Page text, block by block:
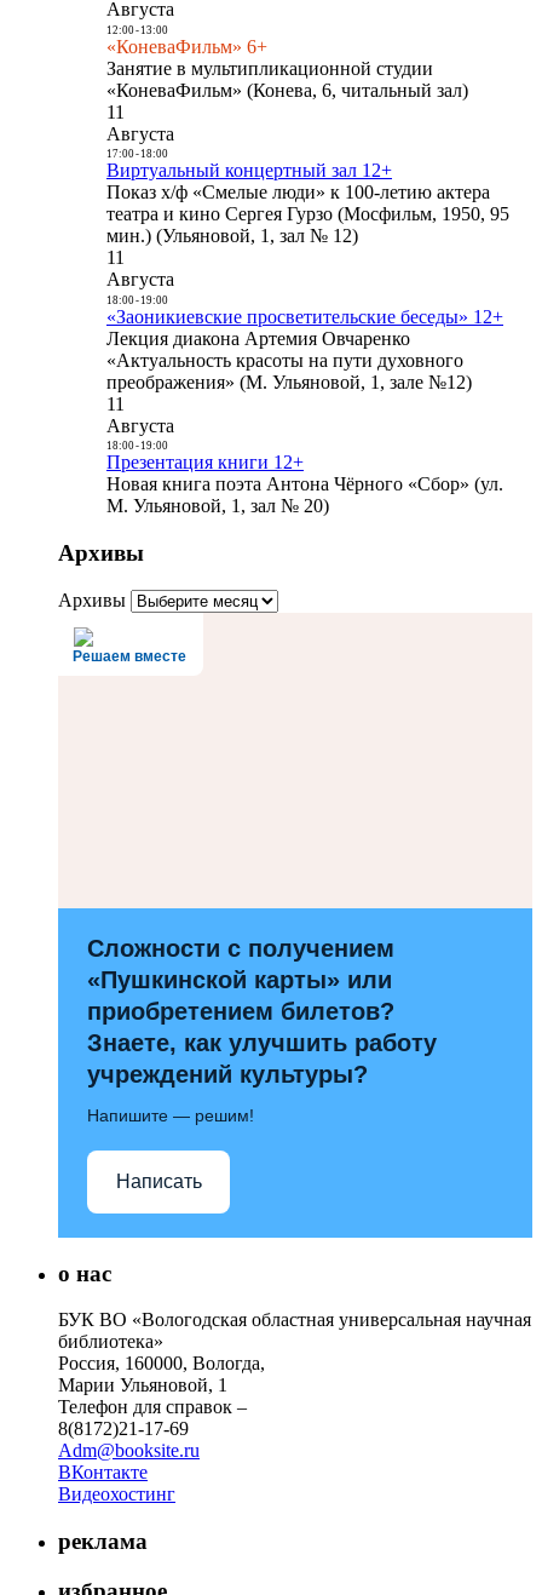
Августа
12:00- 13:00
«КоневаФильм» 6+
Занятие в мультипликационной студии
«КоневаФильм» (Конева, 6, читальный зал)
11
Августа
17:00- 18:00
Виртуальный концертный зал 12+
Показ х/ф «Смелые люди» к 100-летию актера
театра и кино Сергея Гурзо (Мосфильм, 1950, 95
мин.) (Ульяновой, 1, зал № 12)
11
Августа
18:00- 19:00
«Заоникиевские просветительские беседы» 12+
Лекция диакона Артемия Овчаренко
«Актуальность красоты на пути духовного
преображения» (М. Ульяновой, 1, зале №12)
11
Августа
18:00- 19:00
Презентация книги 12+
Новая книга поэта Антона Чёрного «Сбор» (ул.
М. Ульяновой, 1, зал № 20)
Архивы
Архивы
Решаем вместе
Сложности с получением
«Пушкинской карты» или
приобретением билетов?
Знаете, как улучшить работу
учреждений культуры?
Напишите — решим!
Написать
о нас
БУК ВО «Вологодская областная универсальная научная
библиотека»
Россия, 160000, Вологда,
Марии Ульяновой, 1
Телефон для справок –
8(8172)21-17-69
Adm@booksite.ru
ВКонтакте
Видеохостинг
реклама